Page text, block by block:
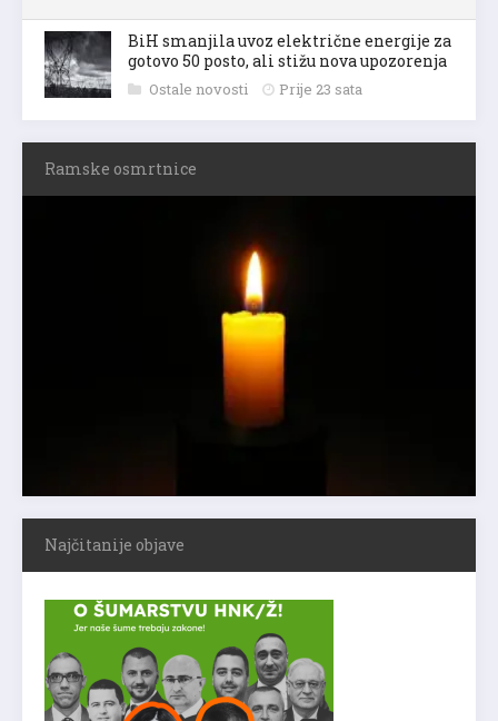
BiH smanjila uvoz električne energije za
gotovo 50 posto, ali stižu nova upozorenja
Ostale novosti Prije 23 sata
Ramske osmrtnice
Najčitanije objave